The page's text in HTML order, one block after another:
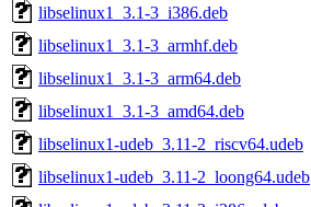
libselinux1_3.1-3_i386.deb
libselinux1_3.1-3_armhf.deb
libselinux1_3.1-3_arm64.deb
libselinux1_3.1-3_amd64.deb
libselinux1-udeb_3.11-2_riscv64.udeb
libselinux1-udeb_3.11-2_loong64.udeb